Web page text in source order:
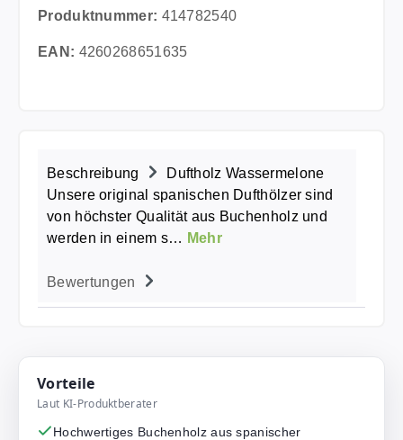
Produktnummer: 414782540
EAN: 4260268651635
Beschreibung
Duftholz Wassermelone
Unsere original spanischen Dufthölzer sind
von höchster Qualität aus Buchenholz und
werden in einem s… Mehr
Bewertungen
Vorteile
Laut KI-Produktberater
Hochwertiges Buchenholz aus spanischer